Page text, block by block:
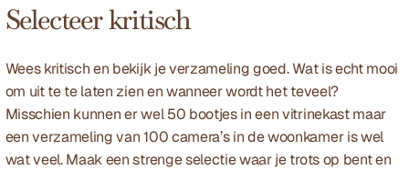
Selecteer kritisch
Wees kritisch en bekijk je verzameling goed. Wat is echt mooi
om uit te te laten zien en wanneer wordt het teveel?
Misschien kunnen er wel 50 bootjes in een vitrinekast maar
een verzameling van 100 camera’s in de woonkamer is wel
wat veel. Maak een strenge selectie waar je trots op bent en